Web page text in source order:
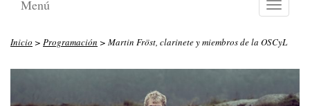
Toggle
Menú
Inicio > Programación > Martin Fröst, clarinete y miembros de la OSCyL